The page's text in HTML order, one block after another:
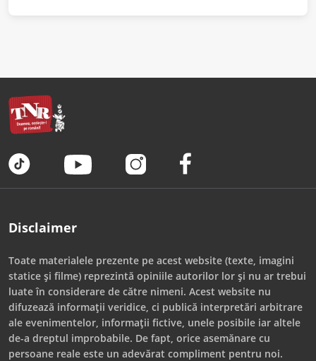
Disclaimer
Toate materialele prezente pe acest website (texte, imagini
statice și filme) reprezintă opiniile autorilor lor și nu ar trebui
luate în considerare de către nimeni. Acest website nu
difuzează informații veridice, ci publică interpretări arbitrare
ale evenimentelor, informații fictive, unele posibile iar altele
de-a dreptul improbabile. De fapt, orice asemănare cu
persoane reale este un adevărat compliment pentru noi.